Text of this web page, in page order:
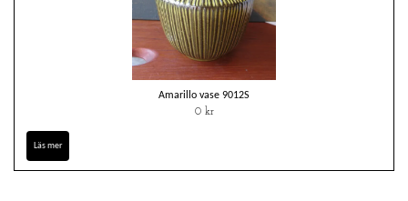
Amarillo vase 9012S
0 kr
Läs mer